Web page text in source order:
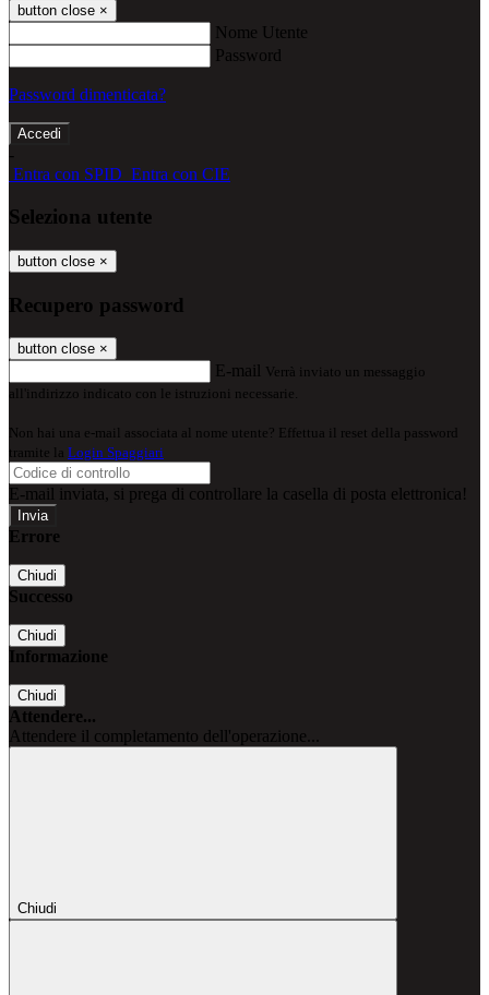
button close ×
Nome Utente
Password
Password dimenticata?
-
Entra con SPID Entra con CIE
Seleziona utente
button close ×
Recupero password
button close ×
E-mail Verrà inviato un messaggio
all'indirizzo indicato con le istruzioni necessarie.
Non hai una e-mail associata al nome utente? Effettua il reset della password
tramite la Login Spaggiari
E-mail inviata, si prega di controllare la casella di posta elettronica!
Errore
Chiudi
Successo
Chiudi
Informazione
Chiudi
Attendere...
Attendere il completamento dell'operazione...
Chiudi